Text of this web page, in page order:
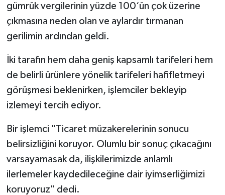
gümrük vergilerinin yüzde 100‘ün çok üzerine
çıkmasına neden olan ve aylardır tırmanan
gerilimin ardından geldi.
İki tarafın hem daha geniş kapsamlı tarifeleri hem
de belirli ürünlere yönelik tarifeleri hafifletmeyi
görüşmesi beklenirken, işlemciler bekleyip
izlemeyi tercih ediyor.
Bir işlemci "Ticaret müzakerelerinin sonucu
belirsizliğini koruyor. Olumlu bir sonuç çıkacağını
varsayamasak da, ilişkilerimizde anlamlı
ilerlemeler kaydedileceğine dair iyimserliğimizi
koruyoruz" dedi.